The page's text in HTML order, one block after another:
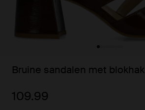
Bruine sandalen met blokhak
109.99